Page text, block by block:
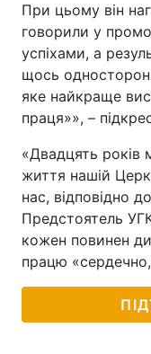
При цьому він
говорили у
успіхами, а
щось
яке найкраще
праця»», –
«Двадцять років
життя нашій
нас, відповідно
Предстоятель
кожен повинен
працю